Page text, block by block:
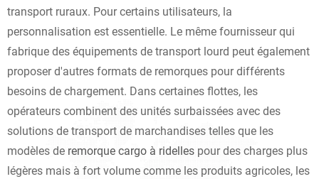
transport ruraux. Pour certains utilisateurs, la
personnalisation est essentielle. Le même fournisseur qui
fabrique des équipements de transport lourd peut également
proposer d'autres formats de remorques pour différents
besoins de chargement. Dans certaines flottes, les
opérateurs combinent des unités surbaissées avec des
solutions de transport de marchandises telles que les
modèles de remorque cargo à ridelles pour des charges plus
légères mais à fort volume comme les produits agricoles, les